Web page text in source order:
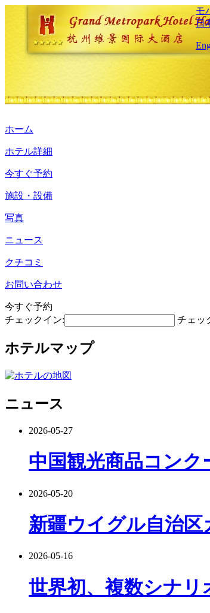
モ
日
ホーム
ホテル詳細
今すぐ予約
施設・設備
写真
ニュース
クチコミ
お問い合わせ
今すぐ予約
チェックイン:
チェッ
ホテルマップ
ニュース
2026-05-27
中国観光商品コンク
2026-05-20
新疆ウイグル自治
2026-05-16
世界初、複数シナ